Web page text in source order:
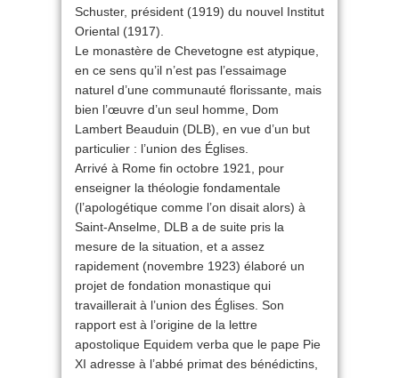
Schuster, président (1919) du nouvel Institut
Oriental (1917).
Le monastère de Chevetogne est atypique,
en ce sens qu’il n’est pas l’essaimage
naturel d’une communauté florissante, mais
bien l’œuvre d’un seul homme, Dom
Lambert Beauduin (DLB), en vue d’un but
particulier : l’union des Églises.
Arrivé à Rome fin octobre 1921, pour
enseigner la théologie fondamentale
(l’apologétique comme l’on disait alors) à
Saint-Anselme, DLB a de suite pris la
mesure de la situation, et a assez
rapidement (novembre 1923) élaboré un
projet de fondation monastique qui
travaillerait à l’union des Églises. Son
rapport est à l’origine de la lettre
apostolique Equidem verba que le pape Pie
XI adresse à l’abbé primat des bénédictins,